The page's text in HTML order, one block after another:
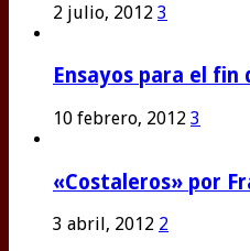
2 julio, 2012 3
Ensayos para el fin
10 febrero, 2012 3
«Costaleros» por
3 abril, 2012 2